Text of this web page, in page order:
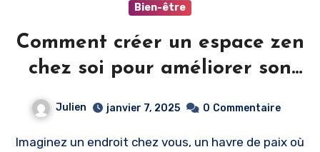
Bien-être
Comment créer un espace zen
chez soi pour améliorer son
Julien janvier 7, 2025 0 Commentaire
Imaginez un endroit chez vous, un havre de paix où